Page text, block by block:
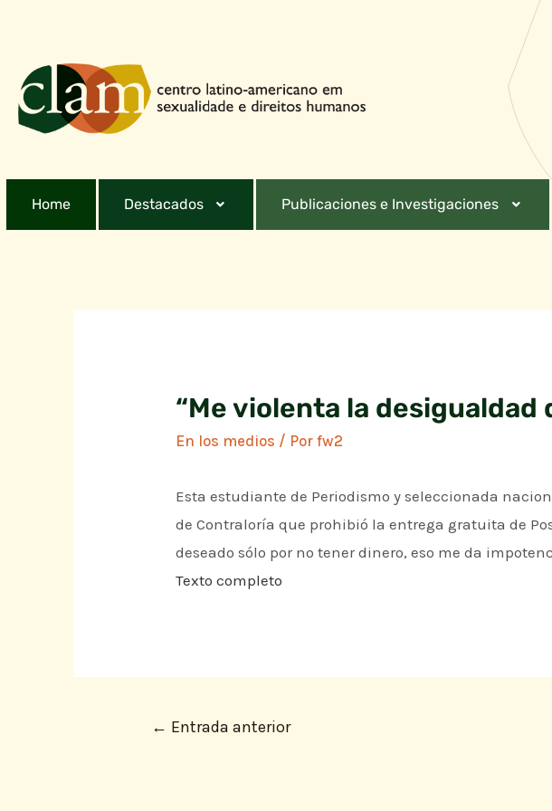
Home Destacados Publicaciones e Investigaciones
“Me violenta la desigualdad
En los medios / Porfw2
Esta estudiante de Periodismo y seleccionada
de Contraloría que prohibió la entrega gratuita de
deseado sólo por no tener dinero, eso me da
Texto completo
← Entrada anterior